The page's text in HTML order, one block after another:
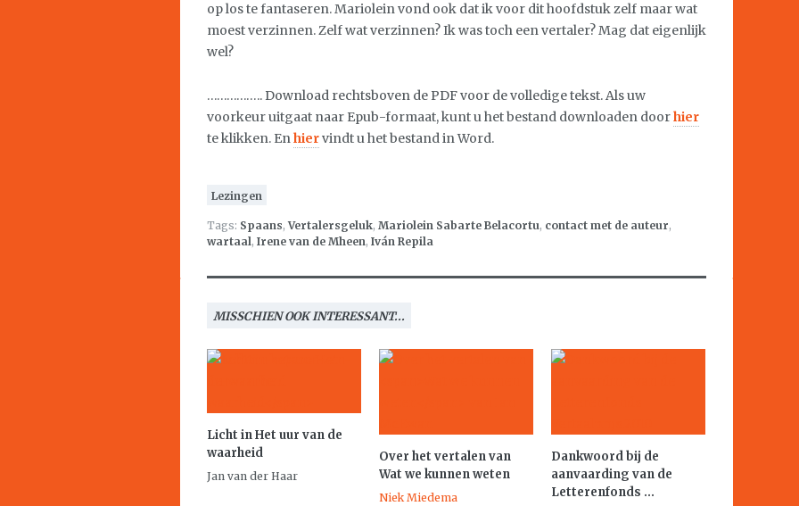
op los te fantaseren. Mariolein vond ook dat ik voor dit hoofdstuk zelf maar wat
moest verzinnen. Zelf wat verzinnen? Ik was toch een vertaler? Mag dat eigenlijk
wel?
…………….. Download rechtsboven de PDF voor de volledige tekst. Als uw
voorkeur uitgaat naar Epub-formaat, kunt u het bestand downloaden doorhier
te klikken. Enhiervindt u het bestand in Word.
Lezingen
Tags: Spaans,Vertalersgeluk, Mariolein Sabarte Belacortu, contact met de auteur,
wartaal, Irene van de Mheen, Iván Repila
MISSCHIEN OOK INTERESSANT...
Licht inHet uur van de
waarheid
Jan van der Haar
Over het vertalen van
Wat we kunnen weten
Niek Miedema
Dankwoord bij de
aanvaarding van de
Letterenfonds ...